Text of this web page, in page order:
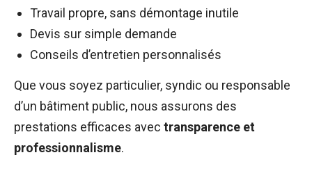
Travail propre, sans démontage inutile
Devis sur simple demande
Conseils d’entretien personnalisés
Que vous soyez particulier, syndic ou responsable
d’un bâtiment public, nous assurons des
prestations efficaces avec transparence et
professionnalisme.